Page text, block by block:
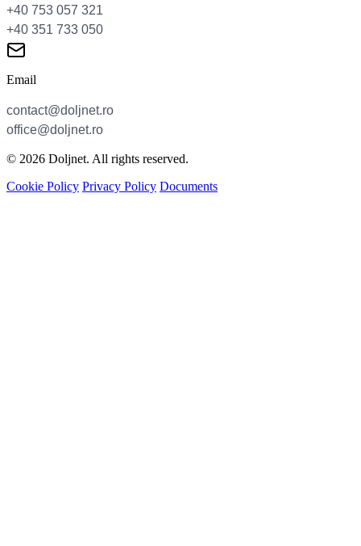
Email
© 2026 Doljnet. All rights reserved.
Cookie Policy Privacy Policy Documents